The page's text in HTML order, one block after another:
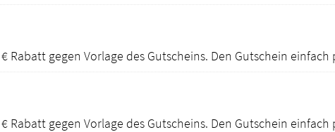
Rabatt gegen Vorlage des Gutscheins. Den Gutschein
Rabatt gegen Vorlage des Gutscheins. Den Gutschein